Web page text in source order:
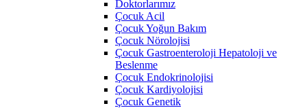
Doktorlarımız
Çocuk Acil
Çocuk Yoğun Bakım
Çocuk Nörolojisi
Çocuk Gastroenteroloji Hepatoloji ve
Beslenme
Çocuk Endokrinolojisi
Çocuk Kardiyolojisi
Çocuk Genetik